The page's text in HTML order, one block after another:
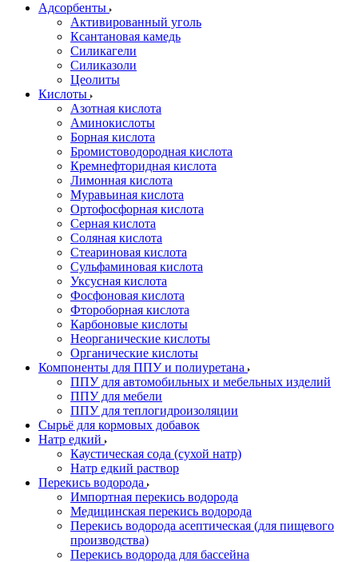
Адсорбенты
Активированный уголь
Ксантановая камедь
Силикагели
Силиказоли
Цеолиты
Кислоты
Азотная кислота
Аминокислоты
Борная кислота
Бромистоводородная кислота
Кремнефторидная кислота
Лимонная кислота
Муравьиная кислота
Ортофосфорная кислота
Серная кислота
Соляная кислота
Стеариновая кислота
Сульфаминовая кислота
Уксусная кислота
Фосфоновая кислота
Фтороборная кислота
Карбоновые кислоты
Неорганические кислоты
Органические кислоты
Компоненты для ППУ и полиуретана
ППУ для автомобильных и мебельных изделий
ППУ для мебели
ППУ для теплогидроизоляции
Сырьё для кормовых добавок
Натр едкий
Каустическая сода (сухой натр)
Натр едкий раствор
Перекись водорода
Импортная перекись водорода
Медицинская перекись водорода
Перекись водорода асептическая (для пищевого
производства)
Перекись водорода для бассейна